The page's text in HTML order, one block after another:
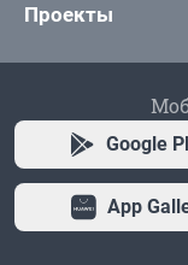
Проекты
Google
App